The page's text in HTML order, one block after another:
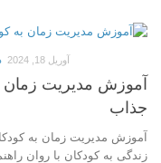
آوریل 18, 2024
آموزش مدیریت زمان
جذاب
آموزش مدیریت زمان به
زندگی به کودکان با روان